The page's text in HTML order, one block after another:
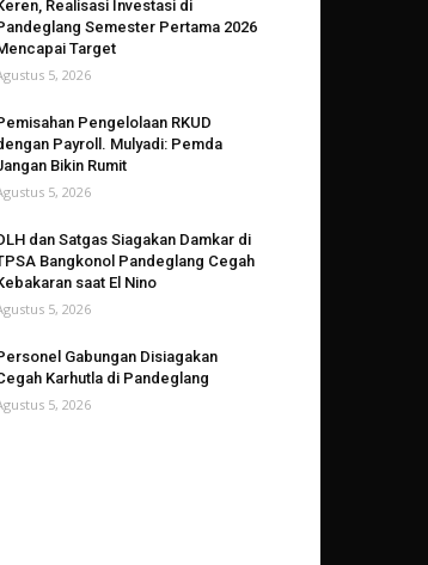
Realisasi Investasi di
Semester Pertama 2026
Target
5, 2026
Pengelolaan RKUD
Payroll. Mulyadi: Pemda
Bikin Rumit
5, 2026
dan Satgas Siagakan Damkar di
Bangkonol Pandeglang Cegah
saat El Nino
5, 2026
Gabungan Disiagakan
Karhutla di Pandeglang
5, 2026